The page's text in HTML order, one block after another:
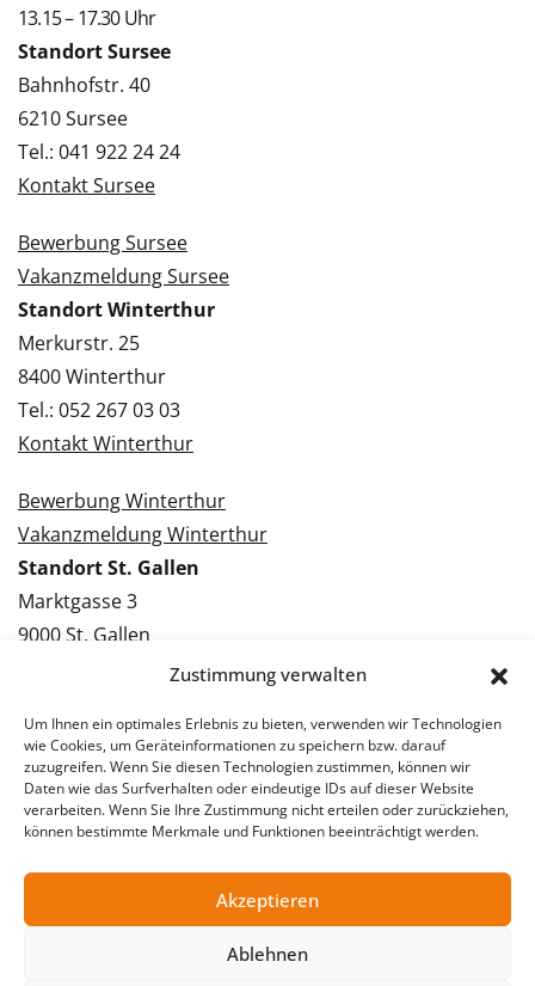
Zustimmung verwalten
Um Ihnen ein optimales Erlebnis zu bieten, verwenden wir Technologien
wie Cookies, um Geräteinformationen zu speichern bzw. darauf
zuzugreifen. Wenn Sie diesen Technologien zustimmen, können wir
Daten wie das Surfverhalten oder eindeutige IDs auf dieser Website
verarbeiten. Wenn Sie Ihre Zustimmung nicht erteilen oder zurückziehen,
können bestimmte Merkmale und Funktionen beeinträchtigt werden.
Akzeptieren
Ablehnen
13.15 – 17.30 Uhr
Standort Sursee
Bahnhofstr. 40
6210 Sursee
Tel.: 041 922 24 24
Kontakt Sursee
Bewerbung Sursee
Vakanzmeldung Sursee
Standort Winterthur
Merkurstr. 25
8400 Winterthur
Tel.: 052 267 03 03
Kontakt Winterthur
Bewerbung Winterthur
Vakanzmeldung Winterthur
Standort St. Gallen
Marktgasse 3
9000 St. Gallen
Tel.: 071 228 09 09
Bewerbung St. Gallen
Vakanzmeldung St. Gallen
© 2026 Stellentreff AG